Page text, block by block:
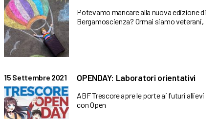
Potevamo mancare alla nuova edizione di
Bergamoscienza? Ormai siamo veterani,
15 Settembre 2021 OPENDAY: Laboratori orientativi
ABF Trescore apre le porte ai futuri allievi
con Open